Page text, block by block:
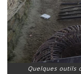
Quelques outils